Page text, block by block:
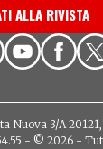
ALLA RIVISTA
Nuova 3/A
- © 2026 -